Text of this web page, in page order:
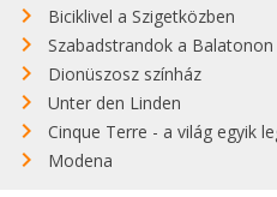
Biciklivel a Szigetközben
Szabadstrandok a
Dionüszosz színház
Unter den Linden
Cinque Terre - a világ egyik
Modena